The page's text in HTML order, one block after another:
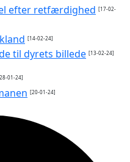
efter retfærdighed [17-02-
[14-02-24]
til dyrets billede [13-02-24]
01-24]
[20-01-24]